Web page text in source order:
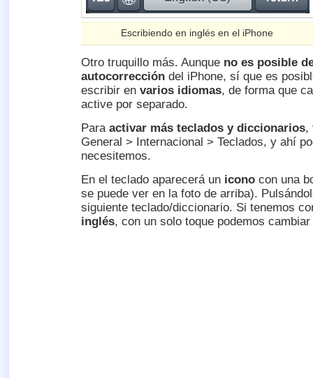
Escribiendo en inglés en el iPhone
Otro truquillo más. Aunque no es posible
autocorrección del iPhone, sí que es
escribir en varios idiomas, de forma que
active por separado.
Para activar más teclados y diccionarios,
General > Internacional > Teclados, y ahí
necesitemos.
En el teclado aparecerá un icono con una
se puede ver en la foto de arriba).
siguiente teclado/diccionario. Si tenemos
inglés, con un solo toque podemos